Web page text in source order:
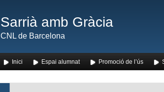
Sarrià amb Gràcia
CNL de Barcelona
Inici Espai alumnat Promoció de l’ús